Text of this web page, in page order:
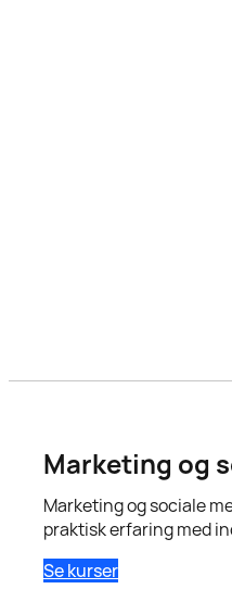
Marketing og
Marketing og sociale
praktisk erfaring med
Se kurser